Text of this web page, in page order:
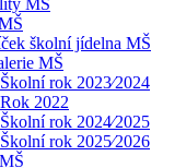
MŠ
školní jídelna MŠ
MŠ
Školní rok 2023⁄2024
Rok 2022
Školní rok 2024⁄2025
Školní rok 2025⁄2026